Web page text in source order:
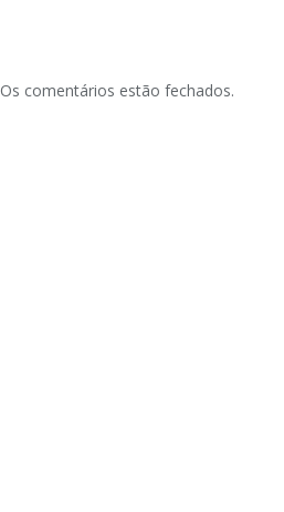
Os comentários estão fechados.